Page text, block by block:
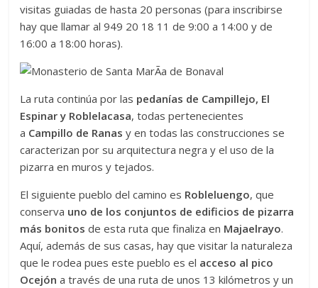
visitas guiadas de hasta 20 personas (para inscribirse
hay que llamar al 949 20 18 11 de 9:00 a 14:00 y de
16:00 a 18:00 horas).
La ruta continúa por las pedanías de Campillejo, El
Espinar y Roblelacasa, todas pertenecientes
a Campillo de Ranasy en todas las construcciones se
caracterizan por su arquitectura negra y el uso de la
pizarra en muros y tejados.
El siguiente pueblo del camino es Robleluengo, que
conserva uno de los conjuntos de edificios de pizarra
más bonitosde esta ruta que finaliza en Majaelrayo.
Aquí, además de sus casas, hay que visitar la naturaleza
que le rodea pues este pueblo es el acceso al pico
Ocejóna través de una ruta de unos 13 kilómetros y un